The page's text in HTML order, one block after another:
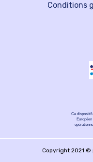
Conditions
Ce dispositif
Copyright 2021 ©